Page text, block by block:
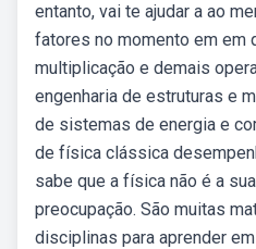
entanto, vai te ajudar a ao
fatores no momento em em
multiplicação e demais
engenharia de estruturas e
de sistemas de energia e
de física clássica
sabe que a física não é a
preocupação. São muitas
disciplinas para aprender